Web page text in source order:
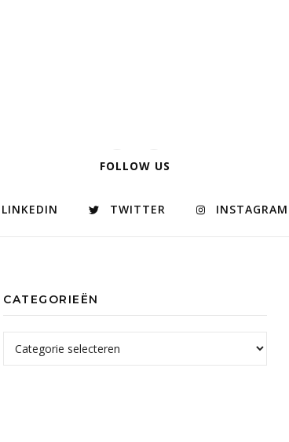
FOLLOW US
LINKEDIN TWITTER INSTAGRAM
CATEGORIEËN